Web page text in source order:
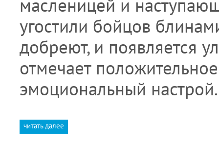
масленицей и
угостили бойцов
добреют, и появляется
отмечает
эмоциональный настрой.
читать далее